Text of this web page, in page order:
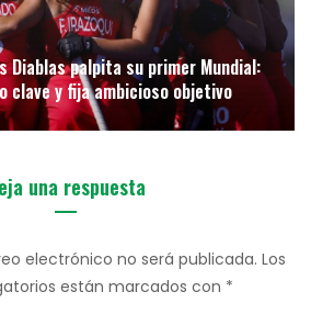
Diablas palpita su primer Mundial:
clave y fija ambicioso objetivo
una respuesta
electrónico no será publicada. Los
están marcados con *